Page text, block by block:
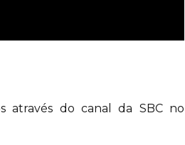
através do canal da SBC no